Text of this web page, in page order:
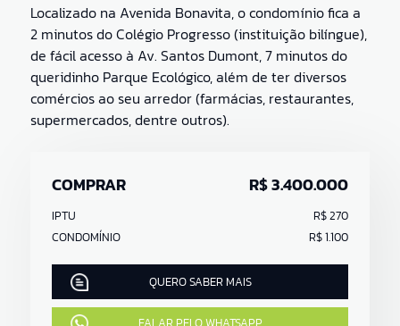
Localizado na Avenida Bonavita, o condomínio fica a
2 minutos do Colégio Progresso (instituição bilíngue),
de fácil acesso à Av. Santos Dumont, 7 minutos do
queridinho Parque Ecológico, além de ter diversos
comércios ao seu arredor (farmácias, restaurantes,
supermercados, dentre outros).
COMPRAR R$ 3.400.000
IPTU
R$ 270
CONDOMÍNIO
R$ 1.100
QUERO SABER MAIS